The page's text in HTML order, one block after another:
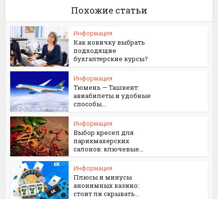
Похожие статьи
Информация
Как новичку выбрать
подходящие
бухгалтерские курсы?
Информация
Тюмень — Ташкент:
авиабилеты и удобные
способы...
Информация
Выбор кресел для
парикмахерских
салонов: ключевые...
Информация
Плюсы и минусы
анонимных казино:
стоит ли скрывать...